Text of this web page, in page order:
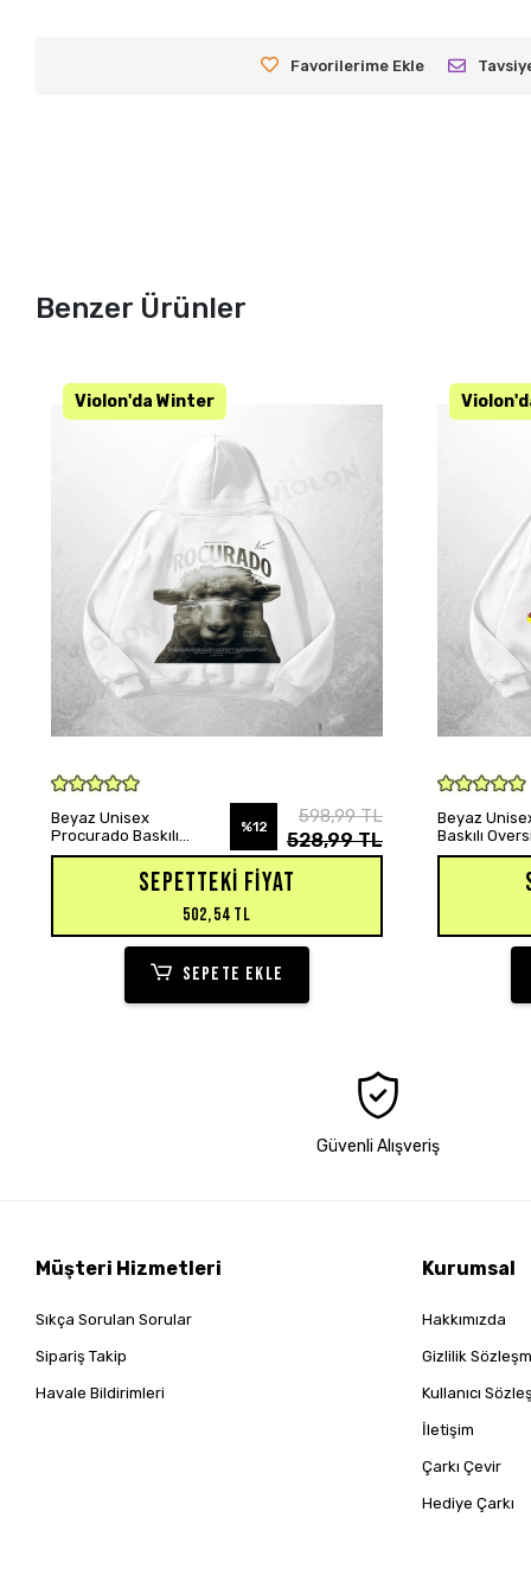
Favorilerime Ekle
Benzer Ürünler
SEPETE EKLE
Beyaz Unisex
Procurado Baskılı
Oversize Hoodie
%12
598,99 TL
528,99 TL
SEPETTEKI FIYAT
502,54 TL
SEPETE EKLE
Beyaz
Baskılı
Sweatshirt
Güvenli Alışveriş
Müşteri Hizmetleri
Sıkça Sorulan Sorular
Sipariş Takip
Havale Bildirimleri
Kurumsal
Hakkımızda
Gizlilik
Kullanıcı
İletişim
Çarkı Çevir
Hediye Çarkı